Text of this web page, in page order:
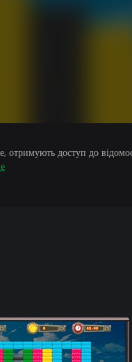
отримують доступ до